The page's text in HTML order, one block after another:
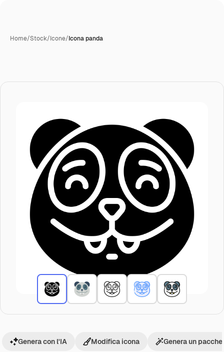
Home/Stock/Icone/Icona panda
Genera con l'IA Modifica icona Genera un